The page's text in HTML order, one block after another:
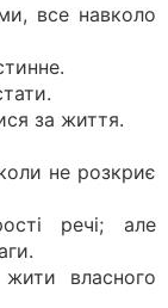
все навколо
за життя.
не розкриє
речі; але
власного